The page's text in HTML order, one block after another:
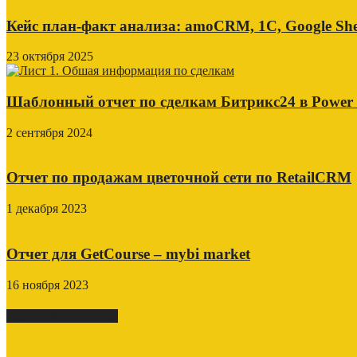
Кейс план-факт анализа: amoCRM, 1C, Google
23 октября 2025
Шаблонный отчет по сделкам Битрикс24 в
2 сентября 2024
Отчет по продажам цветочной сети по RetailCRM
1 декабря 2023
Отчет для GetCourse – mybi market
16 ноября 2023